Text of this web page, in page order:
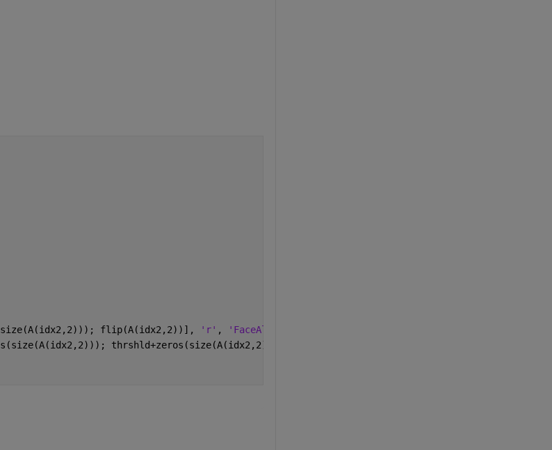
flip(A(idx2,2))],
'r' , 'FaceAlpha'
thrshld+zeros(size(A(idx2,2)))],